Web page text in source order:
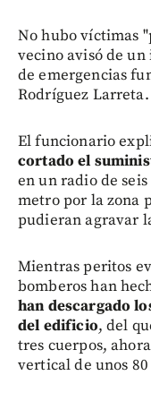
No hubo víctimas
vecino avisó de
de emergencias
Rodríguez Larreta.
El funcionario
cortado el
en un radio de
metro por la zona
pudieran agravar
Mientras peritos
bomberos han
han descargado
del edificio, del
tres cuerpos,
vertical de unos